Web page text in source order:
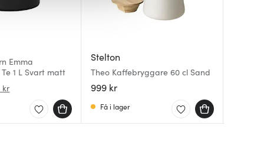
Emma
1 L Svart matt
kr
Stelton
Theo Kaffebryggare 60 cl Sand
999 kr
Få i lager